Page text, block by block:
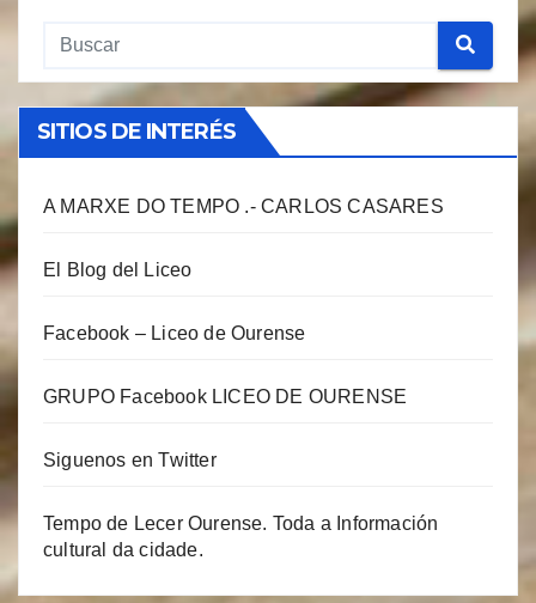
SITIOS DE INTERÉS
A MARXE DO TEMPO .- CARLOS CASARES
El Blog del Liceo
Facebook – Liceo de Ourense
GRUPO Facebook LICEO DE OURENSE
Siguenos en Twitter
Tempo de Lecer Ourense. Toda a Información
cultural da cidade.